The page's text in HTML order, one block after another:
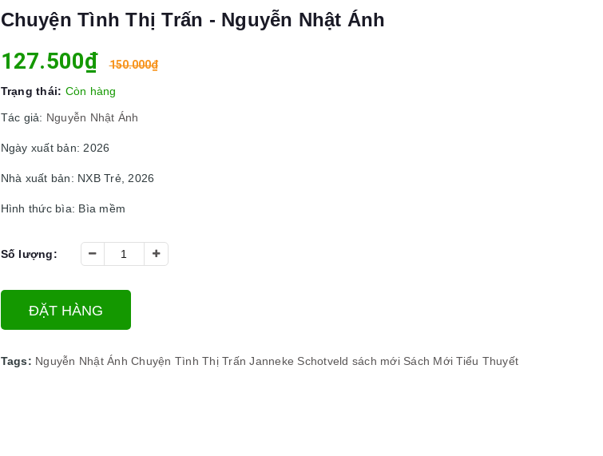
Chuyện Tình Thị Trấn - Nguyễn Nhật Ánh
127.500₫ 150.000₫
Trạng thái: Còn hàng
Tác giả: Nguyễn Nhật Ánh
Ngày xuất bản: 2026
Nhà xuất bản: NXB Trẻ, 2026
Hình thức bìa: Bìa mềm
Số lượng:
ĐẶT HÀNG
Tags: Nguyễn Nhật Ánh Chuyện Tình Thị Trấn Janneke Schotveld sách mới Sách Mới Tiểu Thuyết